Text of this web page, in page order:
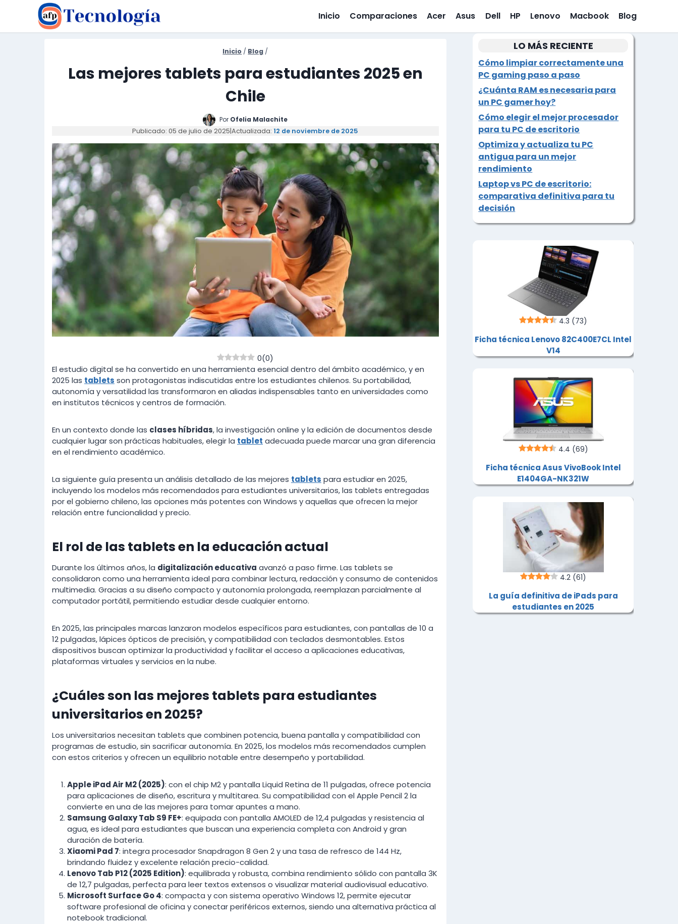
contenido
Inicio Comparaciones Acer Asus Dell HP Lenovo Macbook Blog
Inicio / Blog /
Las mejores tablets para estudiantes 2025 en
Chile
Por Ofelia Malachite
Publicado: 05 de julio de 2025|Actualizada: 12 de noviembre de 2025
0(0)
El estudio digital se ha convertido en una herramienta esencial dentro del ámbito académico, y en
2025 las tablets son protagonistas indiscutidas entre los estudiantes chilenos. Su portabilidad,
autonomía y versatilidad las transformaron en aliadas indispensables tanto en universidades como
en institutos técnicos y centros de formación.
En un contexto donde las clases híbridas, la investigación online y la edición de documentos desde
cualquier lugar son prácticas habituales, elegir la tablet adecuada puede marcar una gran diferencia
en el rendimiento académico.
La siguiente guía presenta un análisis detallado de las mejores tablets para estudiar en 2025,
incluyendo los modelos más recomendados para estudiantes universitarios, las tablets entregadas
por el gobierno chileno, las opciones más potentes con Windows y aquellas que ofrecen la mejor
relación entre funcionalidad y precio.
El rol de las tablets en la educación actual
Durante los últimos años, la digitalización educativa avanzó a paso firme. Las tablets se
consolidaron como una herramienta ideal para combinar lectura, redacción y consumo de contenidos
multimedia. Gracias a su diseño compacto y autonomía prolongada, reemplazan parcialmente al
computador portátil, permitiendo estudiar desde cualquier entorno.
En 2025, las principales marcas lanzaron modelos específicos para estudiantes, con pantallas de 10 a
12 pulgadas, lápices ópticos de precisión, y compatibilidad con teclados desmontables. Estos
dispositivos buscan optimizar la productividad y facilitar el acceso a aplicaciones educativas,
plataformas virtuales y servicios en la nube.
¿Cuáles son las mejores tablets para estudiantes
universitarios en 2025?
Los universitarios necesitan tablets que combinen potencia, buena pantalla y compatibilidad con
programas de estudio, sin sacrificar autonomía. En 2025, los modelos más recomendados cumplen
con estos criterios y ofrecen un equilibrio notable entre desempeño y portabilidad.
Apple iPad Air M2 (2025): con el chip M2 y pantalla Liquid Retina de 11 pulgadas, ofrece potencia
para aplicaciones de diseño, escritura y multitarea. Su compatibilidad con el Apple Pencil 2 la
convierte en una de las mejores para tomar apuntes a mano.
Samsung Galaxy Tab S9 FE+: equipada con pantalla AMOLED de 12,4 pulgadas y resistencia al
agua, es ideal para estudiantes que buscan una experiencia completa con Android y gran
duración de batería.
Xiaomi Pad 7: integra procesador Snapdragon 8 Gen 2 y una tasa de refresco de 144 Hz,
brindando fluidez y excelente relación precio-calidad.
Lenovo Tab P12 (2025 Edition): equilibrada y robusta, combina rendimiento sólido con pantalla 3K
de 12,7 pulgadas, perfecta para leer textos extensos o visualizar material audiovisual educativo.
Microsoft Surface Go 4: compacta y con sistema operativo Windows 12, permite ejecutar
software profesional de oficina y conectar periféricos externos, siendo una alternativa práctica al
notebook tradicional.
LO MÁS RECIENTE
Cómo limpiar correctamente una
PC gaming paso a paso
¿Cuánta RAM es necesaria para
un PC gamer hoy?
Cómo elegir el mejor procesador
para tu PC de escritorio
Optimiza y actualiza tu PC
antigua para un mejor
rendimiento
Laptop vs PC de escritorio:
comparativa definitiva para tu
decisión
4.3 (73)
Ficha técnica Lenovo 82C400E7CL Intel
V14
4.4 (69)
Ficha técnica Asus VivoBook Intel
E1404GA-NK321W
4.2 (61)
La guía definitiva de iPads para
estudiantes en 2025